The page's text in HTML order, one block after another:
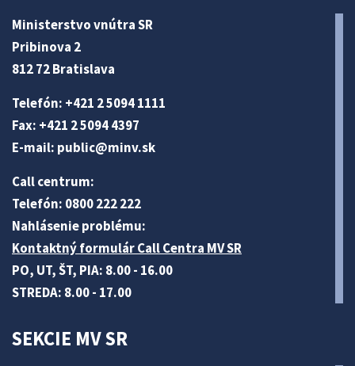
Ministerstvo vnútra SR
Pribinova 2
812 72 Bratislava
Telefón: +421 2 5094 1111
Fax: +421 2 5094 4397
E-mail: public@minv.sk
Call centrum:
Telefón: 0800 222 222
Nahlásenie problému:
Kontaktný formulár Call Centra MV SR
PO, UT, ŠT, PIA: 8.00 - 16.00
STREDA: 8.00 - 17.00
SEKCIE MV SR